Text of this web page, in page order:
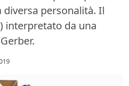
diversa personalità. Il
interpretato da una